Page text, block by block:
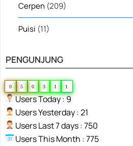
Cerpen (209)
Puisi (11)
PENGUNJUNG
0 5 0 3 1 1
Users Today : 9
Users Yesterday : 21
Users Last 7 days : 750
Users This Month : 775